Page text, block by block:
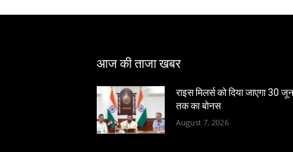
आज की ताजा खबर
राइस मिलर्स को दिया जाएगा 30
तक का बोनस
August 7, 2026